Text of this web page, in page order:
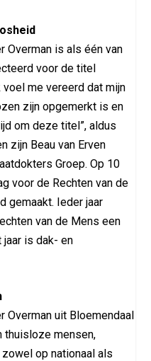
Overman is als één van
voor de titel
me vereerd dat mijn
zijn opgemerkt is en
om deze titel”, aldus
zijn Beau van Erven
Groep. Op 10
voor de Rechten van de
gemaakt. Ieder jaar
van de Mens een
jaar is dak- en
Overman uit Bloemendaal
thuisloze mensen,
op nationaal als